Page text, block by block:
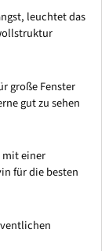
leuchtet das
große Fenster
gut zu sehen
mit einer
für die besten